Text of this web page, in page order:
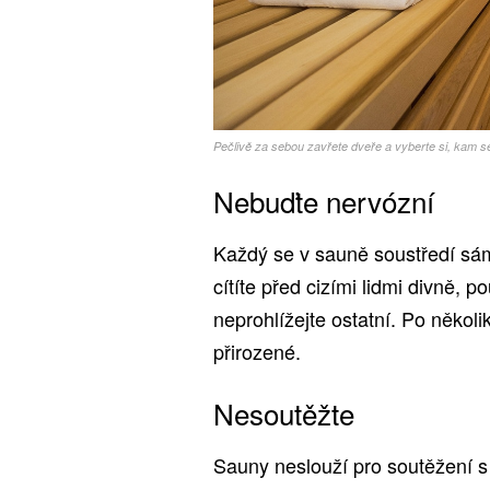
Pečlivě za sebou zavřete dveře a vyberte si, kam
Nebuďte nervózní
Každý se v sauně soustředí
cítíte před cizími lidmi divně,
neprohlížejte ostatní. Po
přirozené.
Nesoutěžte
Sauny neslouží pro soutěžení